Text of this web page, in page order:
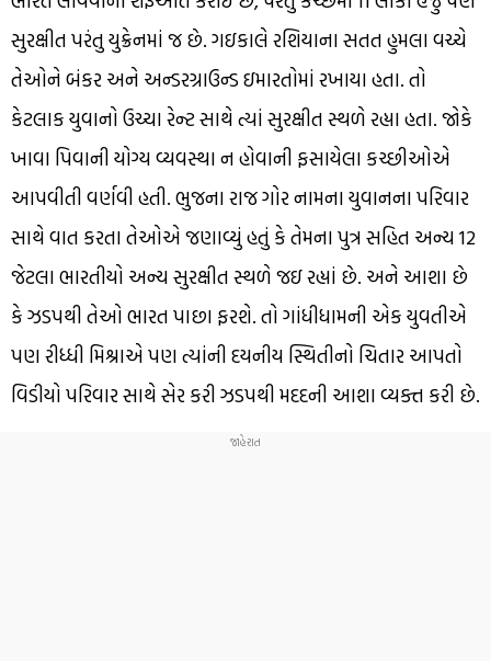
સુરક્ષીત પરંતુ યુક્રેનમાં જ છે. ગઇકાલે રશિયાના સતત હુમલા વચ્ચે
તેઓને બંકર અને અન્ડરગ્રાઉન્ડ ઇમારતોમાં રખાયા હતા. તો
કેટલાક યુવાનો ઉચ્ચા રેન્ટ સાથે ત્યાં સુરક્ષીત સ્થળે રહ્યા હતા. જોકે
ખાવા પિવાની યોગ્ય વ્યવસ્થા ન હોવાની ફસાયેલા કચ્છીઓએ
આપવીતી વર્ણવી હતી. ભુજના રાજ ગોર નામના યુવાનના પરિવાર
સાથે વાત કરતા તેઓએ જણાવ્યું હતું કે તેમના પુત્ર સહિત અન્ય 12
જેટલા ભારતીયો અન્ય સુરક્ષીત સ્થળે જઇ રહ્યાં છે. અને આશા છે
કે ઝડપથી તેઓ ભારત પાછા ફરશે. તો ગાંધીધામની એક યુવતીએ
પણ રીધ્ધી મિશ્રાએ પણ ત્યાંની દયનીય સ્થિતીનો ચિતાર આપતો
વિડીયો પરિવાર સાથે સેર કરી ઝડપથી મદદની આશા વ્યક્ત કરી છે.